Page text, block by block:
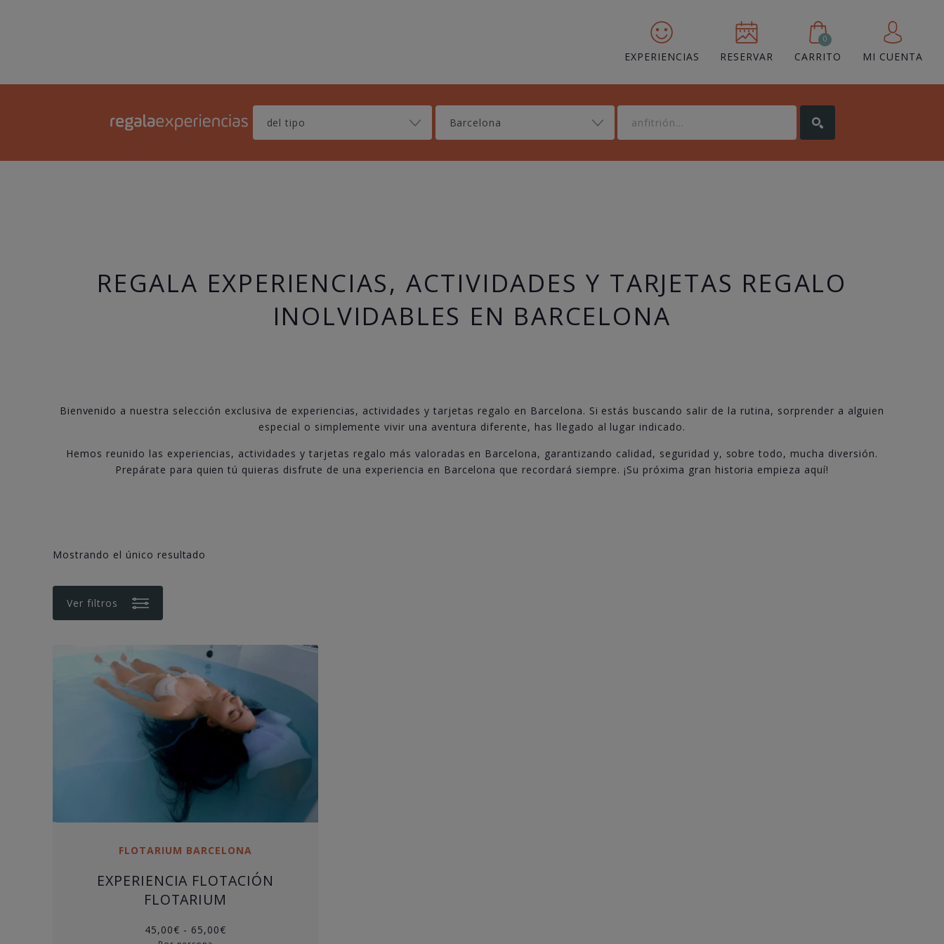
EXPERIENCIAS RESERVAR
0
CARRITO MI CUENTA
Barcelona
REGALA EXPERIENCIAS, ACTIVIDADES Y TARJETAS REGALO
INOLVIDABLES EN BARCELONA
Bienvenido a nuestra selección exclusiva de experiencias, actividades y tarjetas regalo en Barcelona. Si estás buscando salir de la rutina, sorprender a alguien
especial o simplemente vivir una aventura diferente, has llegado al lugar indicado.
Hemos reunido las experiencias, actividades y tarjetas regalo más valoradas en Barcelona, garantizando calidad, seguridad y, sobre todo, mucha diversión.
Prepárate para quien tú quieras disfrute de una experiencia en Barcelona que recordará siempre. ¡Su próxima gran historia empieza aquí!
Mostrando el único resultado
Ver filtros
FLOTARIUM BARCELONA
EXPERIENCIA FLOTACIÓN
FLOTARIUM
45,00€ - 65,00€Rango